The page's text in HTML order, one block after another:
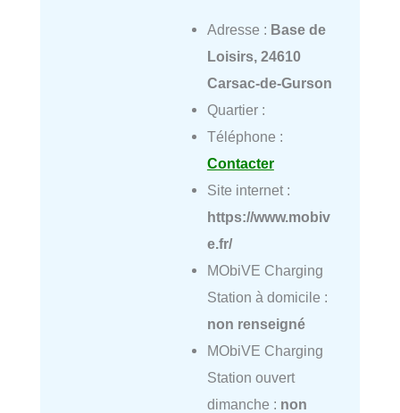
Adresse : Base de
Loisirs, 24610
Carsac-de-Gurson
Quartier :
Téléphone :
Contacter
Site internet :
https://www.mobiv
e.fr/
MObiVE Charging
Station à domicile :
non renseigné
MObiVE Charging
Station ouvert
dimanche : non